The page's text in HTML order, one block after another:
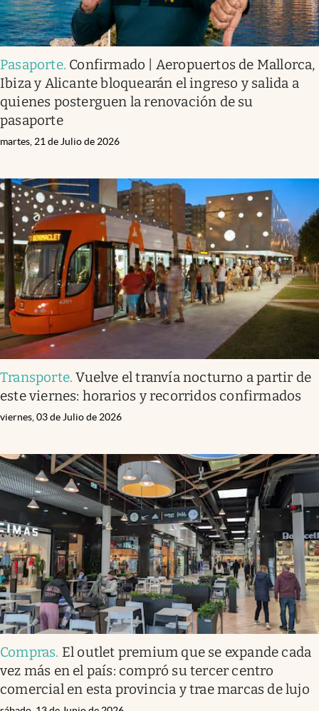
Pasaporte. Confirmado | Aeropuertos de Mallorca,
Ibiza y Alicante bloquearán el ingreso y salida a
quienes posterguen la renovación de su
pasaporte
martes, 21 de Julio de 2026
Transporte.Vuelve el tranvía nocturno a partir de
este viernes: horarios y recorridos confirmados
viernes, 03 de Julio de 2026
Compras. El outlet premium que se expande cada
vez más en el país: compró su tercer centro
comercial en esta provincia y trae marcas de lujo